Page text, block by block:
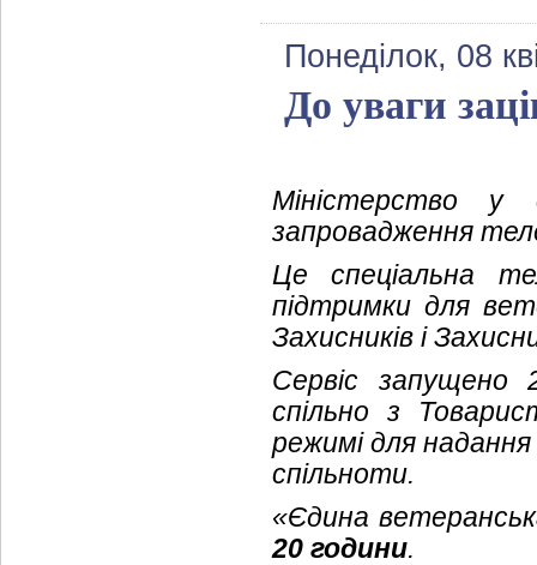
Понеділок, 08
До уваги
Міністерство у
запровадження
Це спеціальна
підтримки для
Захисників і
Сервіс запущено
спільно з
режимі для
спільноти.
«Єдина
20 години.